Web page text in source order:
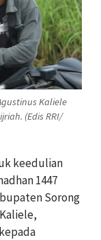
Kaliele
(Edis RRI/
keedulian
1447
Sorong